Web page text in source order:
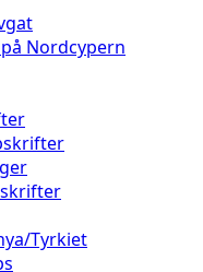
Nordcypern
Tyrkiet